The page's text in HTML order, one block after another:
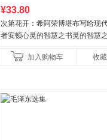
¥33.80
次第花开：希阿荣博堪布写给现
者安顿心灵的智慧之书灵的智慧
加入购物车 收藏